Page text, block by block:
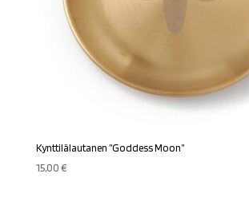
Kynttilälautanen ”Goddess Moon”
15,00€